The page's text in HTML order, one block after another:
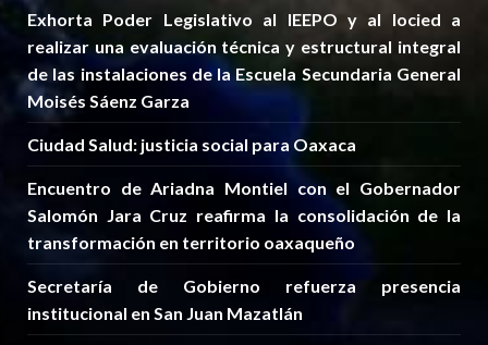
Exhorta Poder Legislativo al IEEPO y al Iocied a
realizar una evaluación técnica y estructural integral
de las instalaciones de la Escuela Secundaria General
Moisés Sáenz Garza
Ciudad Salud: justicia social para Oaxaca
Encuentro de Ariadna Montiel con el Gobernador
Salomón Jara Cruz reafirma la consolidación de la
transformación en territorio oaxaqueño
Secretaría de Gobierno refuerza presencia
institucional en San Juan Mazatlán